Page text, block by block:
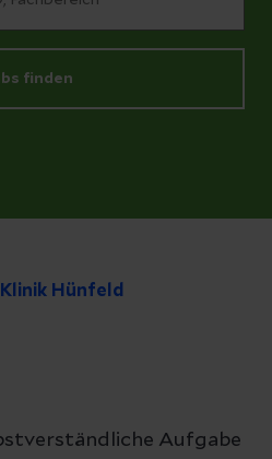
finden
Hünfeld
Aufgabe